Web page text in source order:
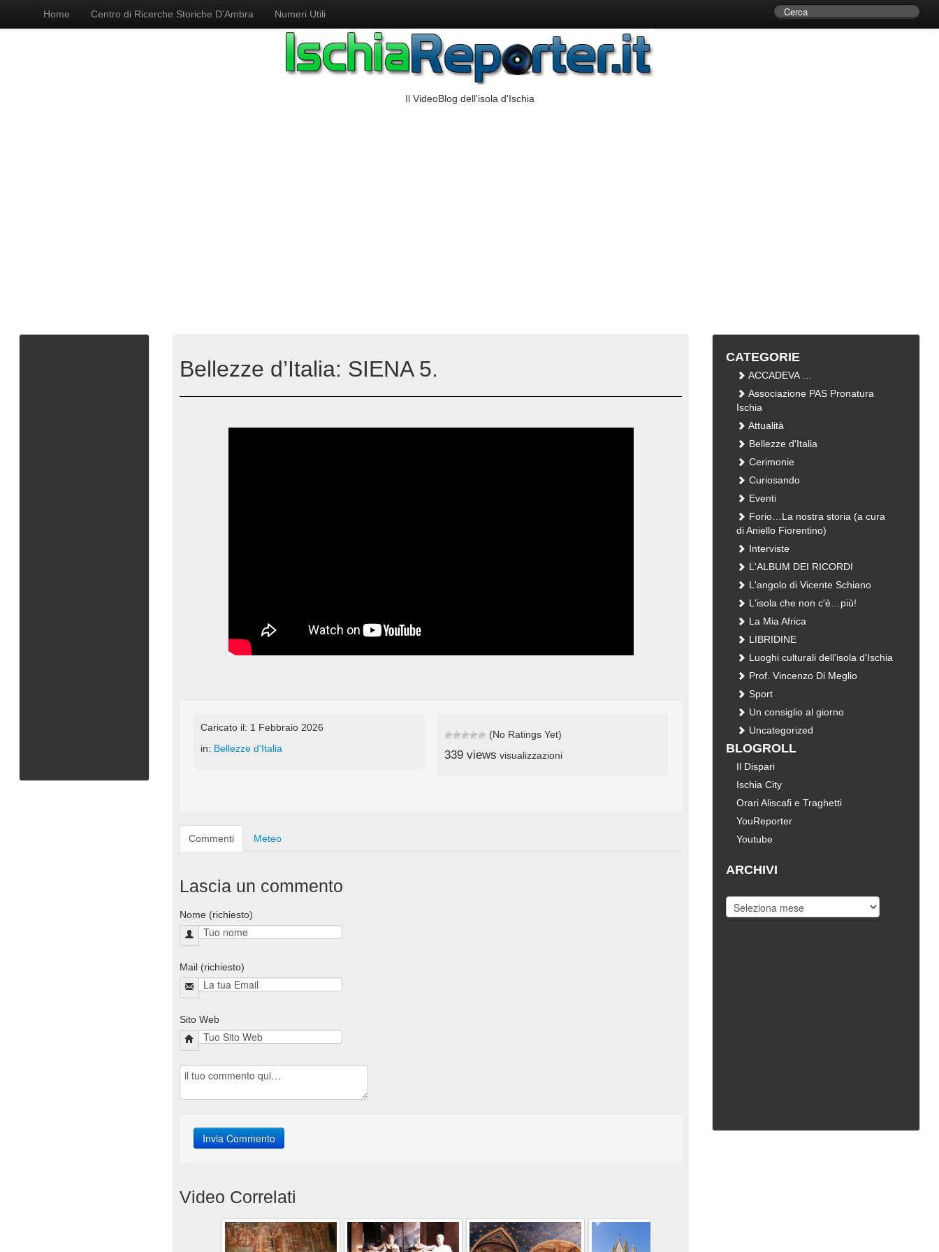
Home Centro di Ricerche Storiche D’Ambra Numeri Utili
Il VideoBlog dell'isola d'Ischia
Bellezze d’Italia: SIENA 5.
Caricato il: 1 Febbraio 2026
in: Bellezze d'Italia
(No Ratings Yet)
339 views visualizzazioni
Commenti Meteo
Lascia un commento
Nome (richiesto)
Mail (richiesto)
Sito Web
Video Correlati
CATEGORIE
ACCADEVA …
Associazione PAS Pronatura
Ischia
Attualità
Bellezze d'Italia
Cerimonie
Curiosando
Eventi
Forio…La nostra storia (a cura
di Aniello Fiorentino)
Interviste
L'ALBUM DEI RICORDI
L'angolo di Vicente Schiano
L'isola che non c'è…più!
La Mia Africa
LIBRIDINE
Luoghi culturali dell'isola d'Ischia
Prof. Vincenzo Di Meglio
Sport
Un consiglio al giorno
Uncategorized
BLOGROLL
Il Dispari
Ischia City
Orari Aliscafi e Traghetti
YouReporter
Youtube
ARCHIVI